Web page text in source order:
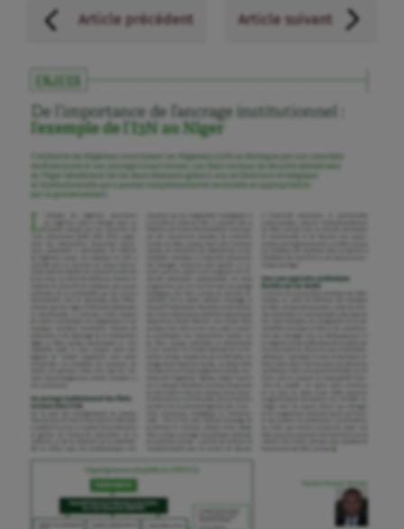
Article précédent Article suivant